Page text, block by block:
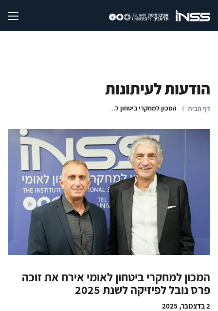
הודעות לעיתונות
דף הבית המכון למחקרי ביטחון לאומי אירח את זוכה פרס נובל לפיזיקה לשנת 2025
המכון למחקרי ביטחון לאומי אירח את זוכה
פרס נובל לפיזיקה לשנת 2025
2 בדצמבר, 2025